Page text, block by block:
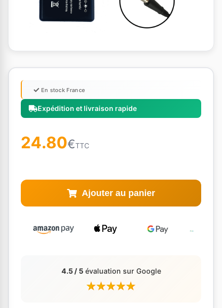
Expédition et livraison rapide
En stock France
24.80€TTC
Ajouter au panier
4.5 / 5évaluation sur Google